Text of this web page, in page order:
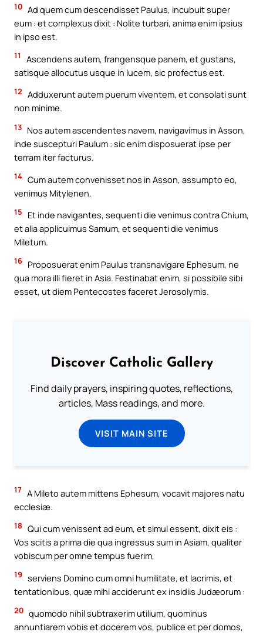
10 Ad quem cum descendisset Paulus, incubuit super
eum : et complexus dixit : Nolite turbari, anima enim ipsius
in ipso est.
11
Ascendens autem, frangensque panem, et gustans,
satisque allocutus usque in lucem, sic profectus est.
12 Adduxerunt autem puerum viventem, et consolati sunt
non minime.
13 Nos autem ascendentes navem, navigavimus in Asson,
inde suscepturi Paulum : sic enim disposuerat ipse per
terram iter facturus.
14 Cum autem convenisset nos in Asson, assumpto eo,
venimus Mitylenen.
15
Et inde navigantes, sequenti die venimus contra Chium,
et alia applicuimus Samum, et sequenti die venimus
Miletum.
16 Proposuerat enim Paulus transnavigare Ephesum, ne
qua mora illi fieret in Asia. Festinabat enim, si possibile sibi
esset, ut diem Pentecostes faceret Jerosolymis.
Discover Catholic Gallery
Find daily prayers, inspiring quotes, reflections,
articles, Mass readings, and more.
VISIT MAIN SITE
17 A Mileto autem mittens Ephesum, vocavit majores natu
ecclesiæ.
18 Qui cum venissent ad eum, et simul essent, dixit eis :
Vos scitis a prima die qua ingressus sum in Asiam, qualiter
vobiscum per omne tempus fuerim,
19 serviens Domino cum omni humilitate, et lacrimis, et
tentationibus, quæ mihi acciderunt ex insidiis Judæorum :
20 quomodo nihil subtraxerim utilium, quominus
annuntiarem vobis et docerem vos, publice et per domos,